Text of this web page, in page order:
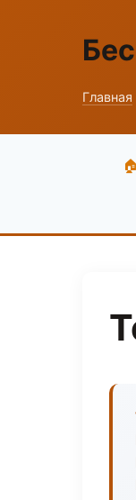
Главная